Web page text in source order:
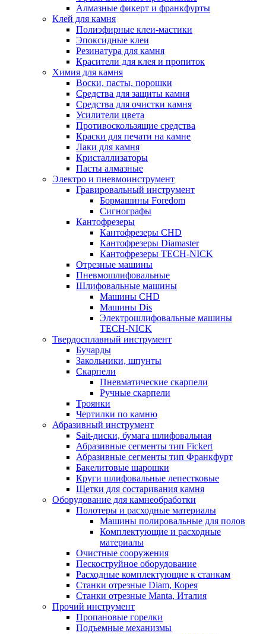
Алмазные фикерт и франкфурты
Клей для камня
Полиэфирные клеи-мастики
Эпоксидные клеи
Резинатура для камня
Красители для клея и пропиток
Химия для камня
Воски, пасты, порошки
Средства для защиты камня
Средства для очистки камня
Усилители цвета
Противоскользящие средства
Краски для печати на камне
Лаки для камня
Кристаллизаторы
Пасты алмазные
Электро и пневмоинструмент
Гравировальный инструмент
Бормашины Foredom
Сигнографы
Кантофрезеры
Кантофрезеры CHD
Кантофрезеры Diamaster
Кантофрезеры TECH-NICK
Отрезные машины
Пневмошлифовальные
Шлифовальные машины
Машины CHD
Машины Dis
Электрошлифовальные машины
TECH-NICK
Твердосплавный инструмент
Бучарды
Закольники, шпунты
Скарпели
Пневматические скарпели
Ручные скарпели
Троянки
Чертилки по камню
Абразивный инструмент
Sait-диски, бумага шлифовальная
Абразивные сегменты тип Fickert
Абразивные сегменты тип Франкфурт
Бакелитовые шарошки
Круги шлифовальные лепестковые
Щетки для состаривания камня
Оборудование для камнеобработки
Полотеры и расходные материалы
Машины полировальные для полов
Комплектующие и расходные
материалы
Очистные сооружения
Пескоструйное оборудование
Расходные комплектующие к станкам
Станки отрезные Diam, Корея
Станки отрезные Manta, Италия
Прочий инструмент
Пропановые горелки
Подъeмные механизмы